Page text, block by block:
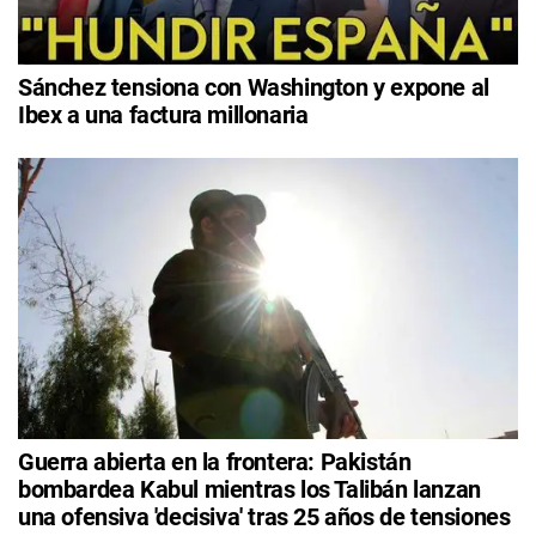
Sánchez tensiona con Washington y expone al
Ibex a una factura millonaria
Guerra abierta en la frontera: Pakistán
bombardea Kabul mientras los Talibán lanzan
una ofensiva 'decisiva' tras 25 años de tensiones